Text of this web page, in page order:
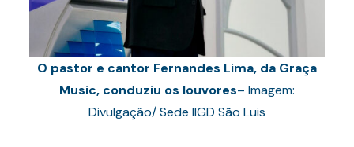
O pastor e cantor Fernandes Lima, da Graça
Music, conduziu os louvores– Imagem:
Divulgação/ Sede IIGD São Luis